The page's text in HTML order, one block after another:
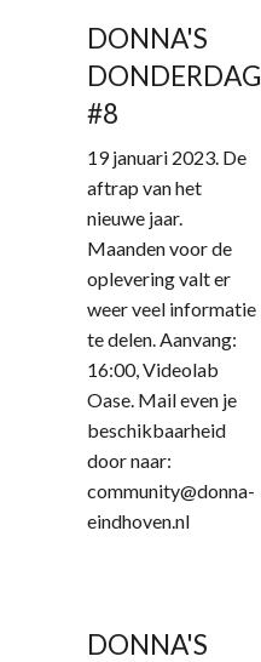
DONNA'S
DONDERDAG
#8
19 januari 2023. De
aftrap van het
nieuwe jaar.
Maanden voor de
oplevering valt er
weer veel informatie
te delen. Aanvang:
16:00, Videolab
Oase. Mail even je
beschikbaarheid
door naar:
community@donna-
eindhoven.nl
DONNA'S